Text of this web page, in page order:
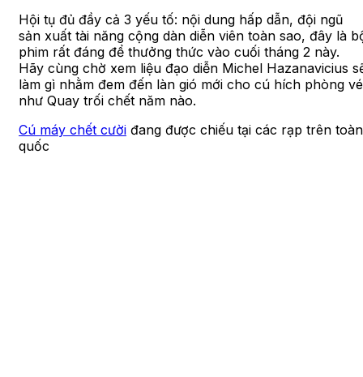
Hội tụ đủ đầy cả 3 yếu tố: nội dung hấp dẫn, đội ngũ
sản xuất tài năng cộng dàn diễn viên toàn sao, đây là
phim rất đáng để thưởng thức vào cuối tháng 2 này.
Hãy cùng chờ xem liệu đạo diễn Michel Hazanavicius
làm gì nhằm đem đến làn gió mới cho cú hích phòng vé
như Quay trối chết năm nào.
Cú máy chết cười đang được chiếu tại các rạp trên toàn
quốc